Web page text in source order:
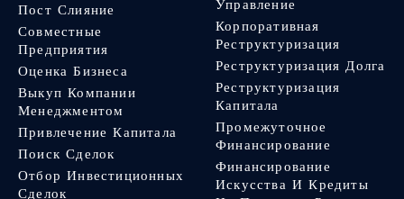
Пост Слияние
Совместные
Предприятия
Оценка Бизнеса
Выкуп Компании
Менеджментом
Привлечение Капитала
Поиск Сделок
Отбор Инвестиционных
Сделок
Управление
Корпоративная
Реструктуризация
Реструктуризация Долга
Реструктуризация
Капитала
Промежуточное
Финансирование
Финансирование
Искусства И Кредиты